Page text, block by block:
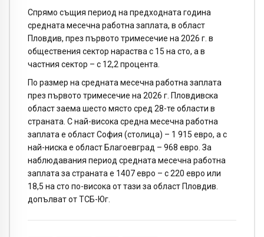
Спрямо същия период на предходната година
средната месечна работна заплата, в област
Пловдив, през първото тримесечие на 2026 г. в
обществения сектор нараства с 15 на сто, а в
частния сектор – с 12,2 процента.
По размер на средната месечна работна заплата
през първото тримесечие на 2026 г. Пловдивска
област заема шесто място сред 28-те области в
страната. С най-висока средна месечна работна
заплата е област София (столица) – 1 915 евро, а с
най-ниска е област Благоевград – 968 евро. За
наблюдавания период средната месечна работна
заплата за страната е 1407 евро – с 220 евро или
18,5 на сто по-висока от тази за област Пловдив
допълват от ТСБ-Юг.